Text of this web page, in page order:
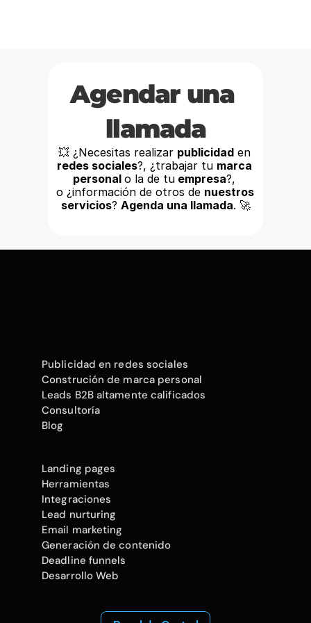
Agendar una
llamada
💥 ¿Necesitas realizar publicidad en
redes sociales?, ¿trabajar tu marca
personal o la de tu empresa?,
o ¿información de otros de nuestros
servicios? Agenda una llamada. 🚀
Publicidad en redes sociales
Construción de marca personal
Leads B2B altamente calificados
Consultoría
Blog
Landing pages
Herramientas
Integraciones
Lead nurturing
Email marketing
Generación de contenido
Deadline funnels
Desarrollo Web